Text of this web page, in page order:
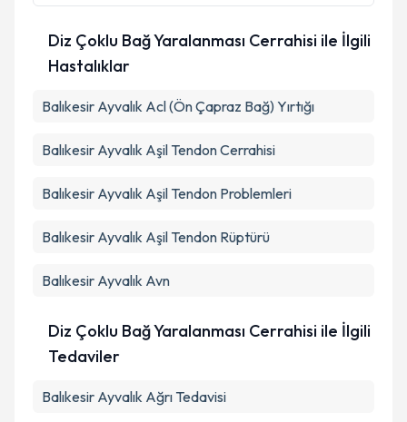
Diz Çoklu Bağ Yaralanması Cerrahisi ile İlgili
Hastalıklar
Balıkesir Ayvalık Acl (Ön Çapraz Bağ) Yırtığı
Balıkesir Ayvalık Aşil Tendon Cerrahisi
Balıkesir Ayvalık Aşil Tendon Problemleri
Balıkesir Ayvalık Aşil Tendon Rüptürü
Balıkesir Ayvalık Avn
Diz Çoklu Bağ Yaralanması Cerrahisi ile İlgili
Tedaviler
Balıkesir Ayvalık Ağrı Tedavisi